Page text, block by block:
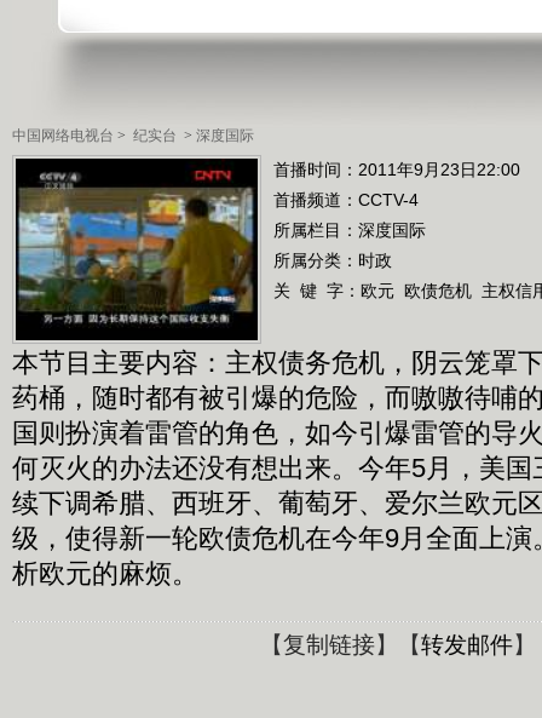
中国网络电视台 > 纪实台 > 深度国际
首播时间：2011年9月23日22:00
首播频道： CCTV-4
所属栏目： 深度国际
所属分类：时政
关 键 字： 欧元 欧债危机 主权信
本节目主要内容：主权债务危机，阴云笼罩
药桶，随时都有被引爆的危险，而嗷嗷待哺
国则扮演着雷管的角色，如今引爆雷管的导
何灭火的办法还没有想出来。今年5月，美
续下调希腊、西班牙、葡萄牙、爱尔兰欧元
级，使得新一轮欧债危机在今年9月全面上
析欧元的麻烦。
【复制链接】【转发邮件】